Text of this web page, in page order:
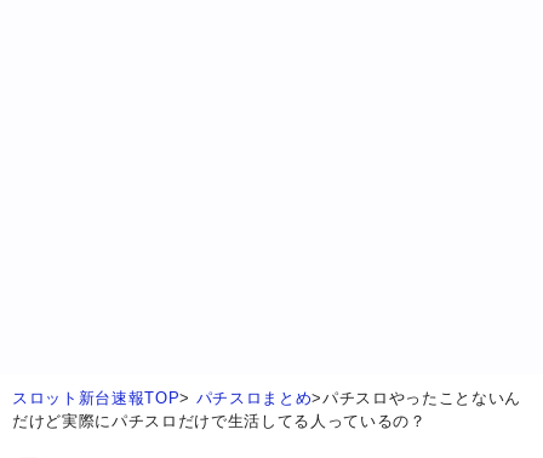
スロット新台速報TOP> パチスロまとめ>パチスロやったことないん
だけど実際にパチスロだけで生活してる人っているの？